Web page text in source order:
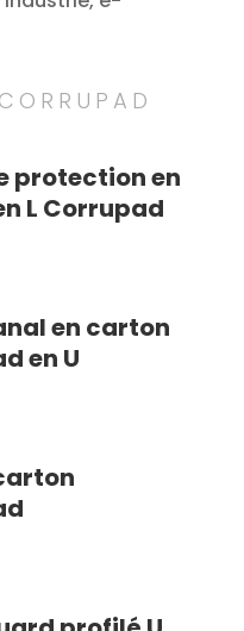
protection en
L Corrupad
en carton
en U